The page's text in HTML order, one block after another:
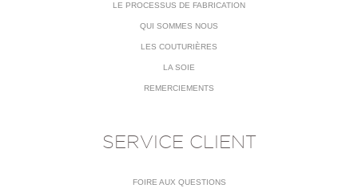
LE PROCESSUS DE FABRICATION
QUI SOMMES NOUS
LES COUTURIÈRES
LA SOIE
REMERCIEMENTS
SERVICE CLIENT
FOIRE AUX QUESTIONS